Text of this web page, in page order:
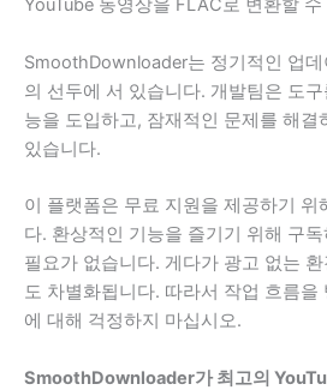
YouTube 동영상을 FLAC로 변환할 수
SmoothDownloader는 정기적인 업
의 선두에 서 있습니다. 개발팀은 도
능을 도입하고, 잠재적인 문제를 해결
있습니다.
이 플랫폼은 무료 지원을 제공하기 위
다. 환상적인 기능을 즐기기 위해 구
필요가 없습니다. 게다가 광고 없는
도 차별화됩니다. 따라서 작업 흐름을
에 대해 걱정하지 마십시오.
SmoothDownloader가 최고의